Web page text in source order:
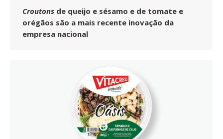
Croutons de queijo e sésamo e de tomate e
orégãos são a mais recente inovação da
empresa nacional